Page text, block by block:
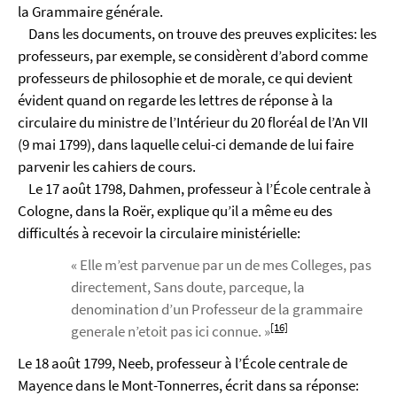
la Grammaire générale.
Dans les documents, on trouve des preuves explicites: les
professeurs, par exemple, se considèrent d’abord comme
professeurs de philosophie et de morale, ce qui devient
évident quand on regarde les lettres de réponse à la
circulaire du ministre de l’Intérieur du 20 floréal de l’An VII
(9 mai 1799), dans laquelle celui-ci demande de lui faire
parvenir les cahiers de cours.
Le 17 août 1798, Dahmen, professeur à l’École centrale à
Cologne, dans la Roër, explique qu’il a même eu des
difficultés à recevoir la circulaire ministérielle:
« Elle m’est parvenue par un de mes Colleges, pas
directement, Sans doute, parceque, la
denomination d’un Professeur de la grammaire
generale n’etoit pas ici connue. »[16]
Le 18 août 1799, Neeb, professeur à l’École centrale de
Mayence dans le Mont-Tonnerres, écrit dans sa réponse: